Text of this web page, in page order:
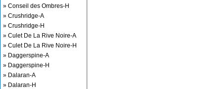
» Conseil des Ombres-H
» Crushridge-A
» Crushridge-H
» Culet De La Rive Noire-A
» Culet De La Rive Noire-H
» Daggerspine-A
» Daggerspine-H
» Dalaran-A
» Dalaran-H